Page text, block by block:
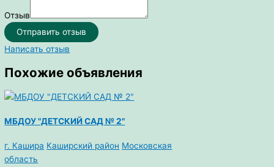
Отзыв
Отправить отзыв
Написать отзыв
Похожие объявления
МБДОУ "ДЕТСКИЙ САД № 2"
г. Кашира Каширский район Московская
область